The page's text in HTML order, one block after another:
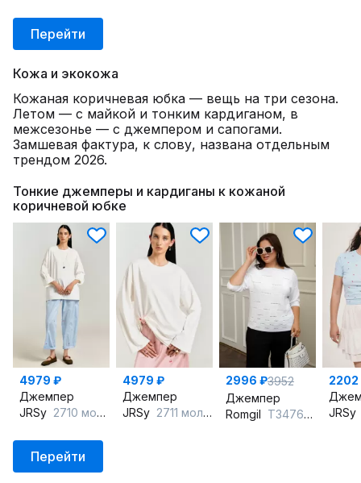
Перейти
Кожа и экокожа
Кожаная коричневая юбка — вещь на три сезона.
Летом — с майкой и тонким кардиганом, в
межсезонье — с джемпером и сапогами.
Замшевая фактура, к слову, названа отдельным
трендом 2026.
Тонкие джемперы и кардиганы к кожаной
коричневой юбке
4979 ₽
Джемпер
JRSy 2710 молоко
4979 ₽
Джемпер
JRSy 2711 молоко
2996 ₽3952
Джемпер
Romgil ТЗ476-5 белый
2202
JRSy
Перейти